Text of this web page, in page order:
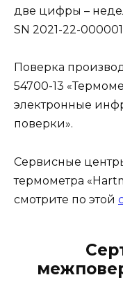
две цифры –
SN 2021-22-
Поверка
54700-13
электронные
поверки».
Сервисные
термометра
смотрите по этой